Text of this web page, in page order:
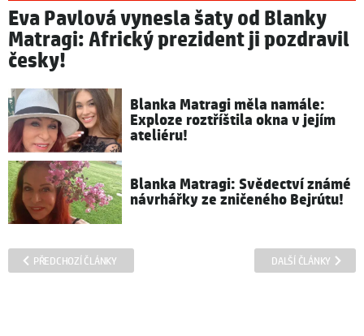
Eva Pavlová vynesla šaty od Blanky
Matragi: Africký prezident ji pozdravil
česky!
Blanka Matragi měla namále:
Exploze roztříštila okna v jejím
ateliéru!
Blanka Matragi: Svědectví známé
návrhářky ze zničeného Bejrútu!
PŘEDCHOZÍ ČLÁNKY DALŠÍ ČLÁNKY